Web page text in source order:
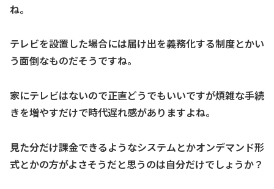
ね。
テレビを設置した場合には届け出を義務化する制度とかい
う面倒なものだそうですね。
家にテレビはないので正直どうでもいいですが煩雑な手続
きを増やすだけで時代遅れ感がありますよね。
見た分だけ課金できるようなシステムとかオンデマンド形
式とかの方がよさそうだと思うのは自分だけでしょうか？